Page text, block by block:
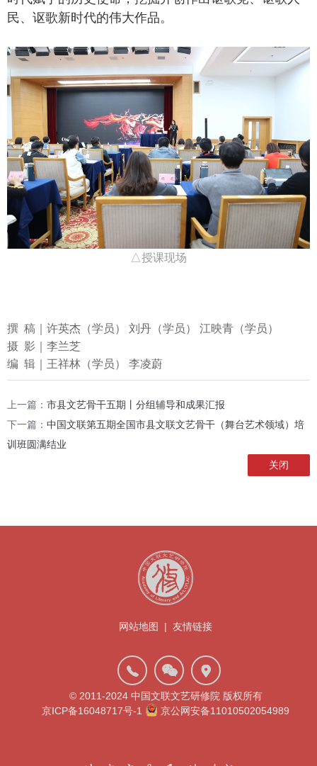
民、讴歌新时代的伟大作品。
△授课现场
撰 稿｜许英杰（学员） 刘丹（学员） 江映青（学员）
摄 影｜李兰芝
编 辑｜王祥林（学员） 李凌蔚
上一篇： 市县文艺骨干五期丨分组辅导和成果汇报
下一篇： 中国文联第五期全国市县文联文艺骨干（舞台艺术领域）培
训班圆满结业
关闭
网站地图 | 友情链接
© 2011-2024 中国文联文艺研修院 版权所有
京ICP备16048717号-1
京公网安备11010502054989